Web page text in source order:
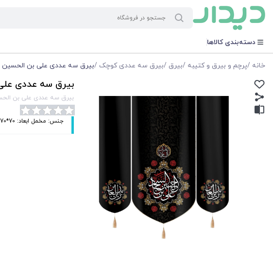
دسته‌بندی کالاها
خانه /پرچم و بیرق و کتیبه /بیرق /بیرق سه عددی کوچک /بیرق سه عددی علی بن الحسین
بیرق سه عددی علی
بیرق سه عددی علی بن الحسین
جنس: مخمل ابعاد: 70*70 سانتی متر